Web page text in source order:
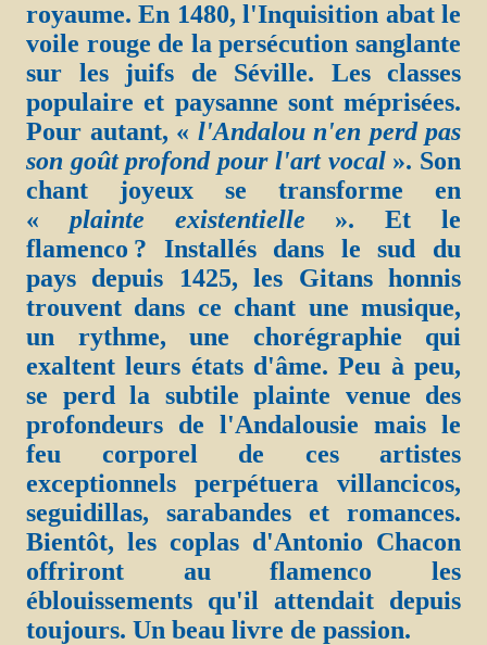
royaume. En 1480, l'Inquisition abat le
voile rouge de la persécution sanglante
sur les juifs de Séville. Les classes
populaire et paysanne sont méprisées.
Pour autant, « l'Andalou n'en perd pas
son goût profond pour l'art vocal». Son
chant joyeux se transforme en
« plainte existentielle ». Et le
flamenco ? Installés dans le sud du
pays depuis 1425, les Gitans honnis
trouvent dans ce chant une musique,
un rythme, une chorégraphie qui
exaltent leurs états d'âme. Peu à peu,
se perd la subtile plainte venue des
profondeurs de l'Andalousie mais le
feu corporel de ces artistes
exceptionnels perpétuera villancicos,
seguidillas, sarabandes et romances.
Bientôt, les coplas d'Antonio Chacon
offriront au flamenco les
éblouissements qu'il attendait depuis
toujours. Un beau livre de passion.